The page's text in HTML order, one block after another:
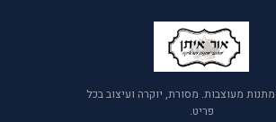
מעוצבות. מסורת, יוקרה ועיצוב בכל
פריט.